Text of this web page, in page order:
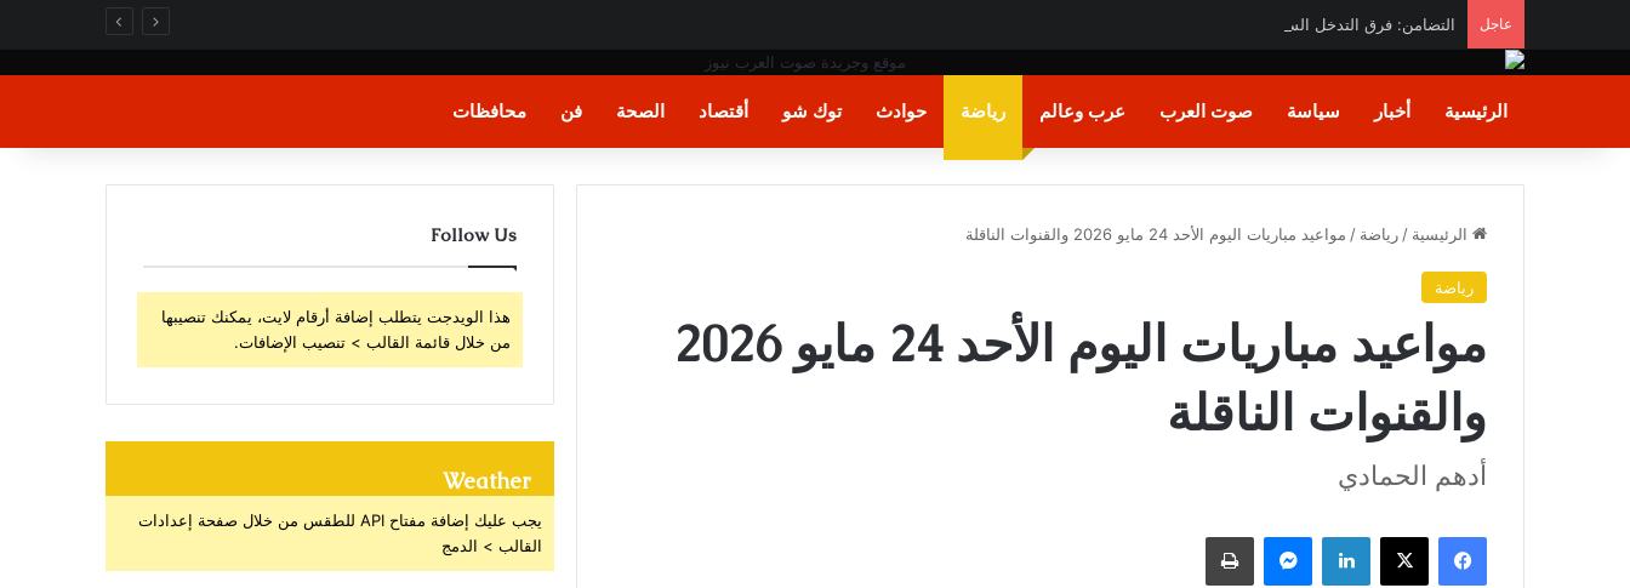
عاجل التضامن: فرق التدخل السريع تنقذ كبارًا بلا مأوى في 6 محافظات .. وتعيد مواطنًا إلى أسرته وتوفر الحماية لسيدة مسنة
الرئيسية أخبار سياسة صوت العرب عرب وعالم رياضة حوادث توك شو أقتصاد الصحة فن محافظات
الرئيسية / رياضة / مواعيد مباريات اليوم الأحد 24 مايو 2026 والقنوات الناقلة
رياضة
مواعيد مباريات اليوم الأحد 24 مايو 2026
والقنوات الناقلة
أدهم الحمادي
فيسبوك X لينكدإن ماسنجر طباعة
Follow Us
هذا الويدجت يتطلب إضافة أرقام لايت، يمكنك تنصيبها
من خلال قائمة القالب > تنصيب الإضافات.
Weather
يجب عليك إضافة مفتاح API للطقس من خلال صفحة إعدادات
القالب > الدمج